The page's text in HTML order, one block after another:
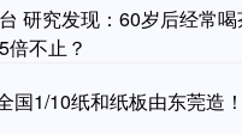
研究发现：60岁后经常
倍不止？
国1/10纸和纸板由东莞造